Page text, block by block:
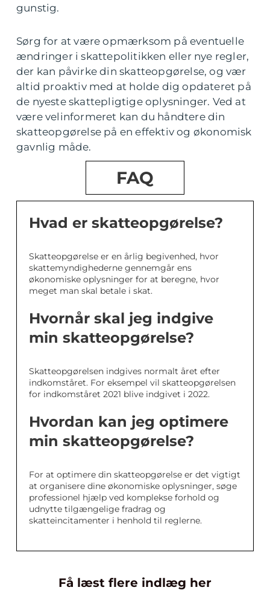
gunstig.
Sørg for at være opmærksom på eventuelle
ændringer i skattepolitikken eller nye regler,
der kan påvirke din skatteopgørelse, og vær
altid proaktiv med at holde dig opdateret på
de nyeste skattepligtige oplysninger. Ved at
være velinformeret kan du håndtere din
skatteopgørelse på en effektiv og økonomisk
gavnlig måde.
FAQ
Hvad er skatteopgørelse?
Skatteopgørelse er en årlig begivenhed, hvor
skattemyndighederne gennemgår ens
økonomiske oplysninger for at beregne, hvor
meget man skal betale i skat.
Hvornår skal jeg indgive
min skatteopgørelse?
Skatteopgørelsen indgives normalt året efter
indkomståret. For eksempel vil skatteopgørelsen
for indkomståret 2021 blive indgivet i 2022.
Hvordan kan jeg optimere
min skatteopgørelse?
For at optimere din skatteopgørelse er det vigtigt
at organisere dine økonomiske oplysninger, søge
professionel hjælp ved komplekse forhold og
udnytte tilgængelige fradrag og
skatteincitamenter i henhold til reglerne.
Få læst flere indlæg her